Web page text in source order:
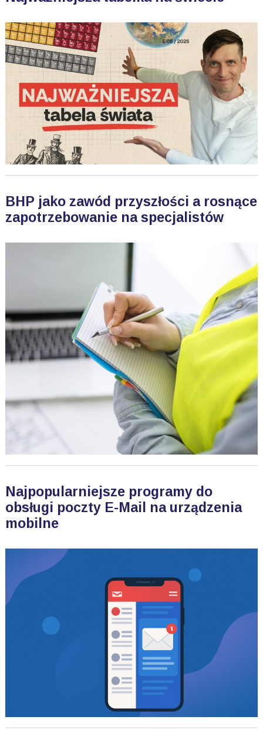
BHP jako zawód przyszłości a rosnące
zapotrzebowanie na specjalistów
Najpopularniejsze programy do
obsługi poczty E-Mail na urządzenia
mobilne